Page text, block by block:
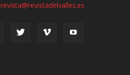
revista@revistadelvalles.es